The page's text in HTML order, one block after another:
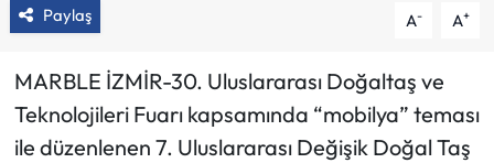
Paylaş A- A+
MARBLE İZMİR-30. Uluslararası Doğaltaş ve
Teknolojileri Fuarı kapsamında “mobilya” teması
ile düzenlenen 7. Uluslararası Değişik Doğal Taş